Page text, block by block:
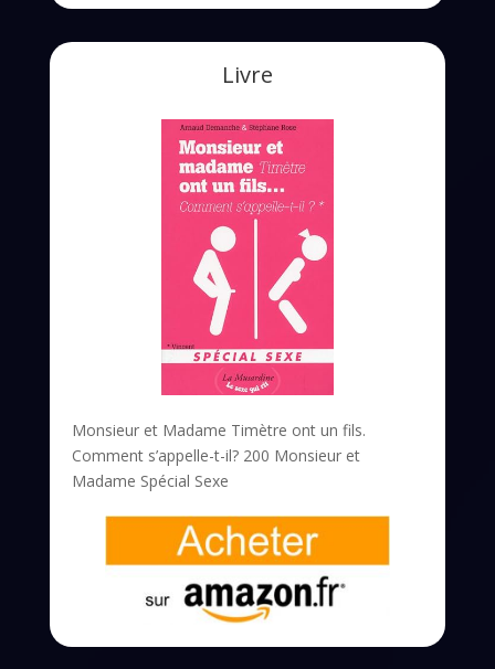
Livre
Monsieur et Madame Timètre ont un fils.
Comment s’appelle-t-il? 200 Monsieur et
Madame Spécial Sexe